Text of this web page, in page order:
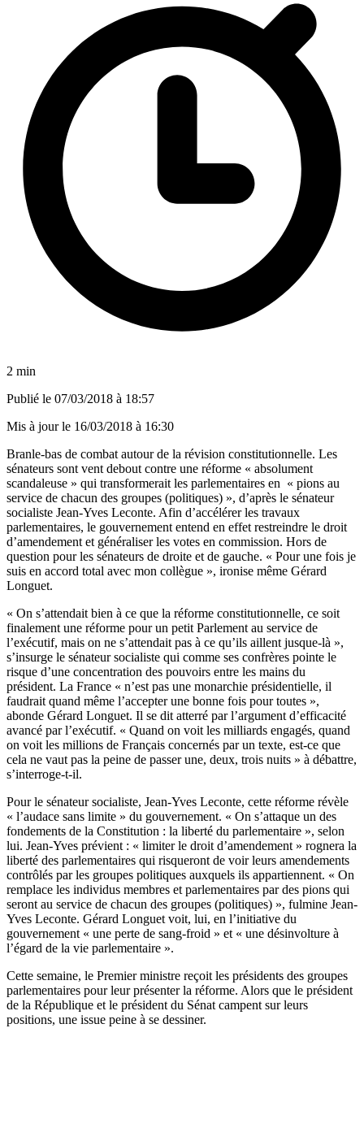
2 min
Publié le 07/03/2018 à 18:57
Mis à jour le 16/03/2018 à 16:30
Branle-bas de combat autour de la révision constitutionnelle. Les
sénateurs sont vent debout contre une réforme « absolument
scandaleuse » qui transformerait les parlementaires en « pions au
service de chacun des groupes (politiques) », d’après le sénateur
socialiste Jean-Yves Leconte. Afin d’accélérer les travaux
parlementaires, le gouvernement entend en effet restreindre le droit
d’amendement et généraliser les votes en commission. Hors de
question pour les sénateurs de droite et de gauche. « Pour une fois je
suis en accord total avec mon collègue », ironise même Gérard
Longuet.
« On s’attendait bien à ce que la réforme constitutionnelle, ce soit
finalement une réforme pour un petit Parlement au service de
l’exécutif, mais on ne s’attendait pas à ce qu’ils aillent jusque-là »,
s’insurge le sénateur socialiste qui comme ses confrères pointe le
risque d’une concentration des pouvoirs entre les mains du
président. La France « n’est pas une monarchie présidentielle, il
faudrait quand même l’accepter une bonne fois pour toutes »,
abonde Gérard Longuet. Il se dit atterré par l’argument d’efficacité
avancé par l’exécutif. « Quand on voit les milliards engagés, quand
on voit les millions de Français concernés par un texte, est-ce que
cela ne vaut pas la peine de passer une, deux, trois nuits » à débattre,
s’interroge-t-il.
Pour le sénateur socialiste, Jean-Yves Leconte, cette réforme révèle
« l’audace sans limite » du gouvernement. « On s’attaque un des
fondements de la Constitution : la liberté du parlementaire », selon
lui. Jean-Yves prévient : « limiter le droit d’amendement » rognera la
liberté des parlementaires qui risqueront de voir leurs amendements
contrôlés par les groupes politiques auxquels ils appartiennent. « On
remplace les individus membres et parlementaires par des pions qui
seront au service de chacun des groupes (politiques) », fulmine Jean-
Yves Leconte. Gérard Longuet voit, lui, en l’initiative du
gouvernement « une perte de sang-froid » et « une désinvolture à
l’égard de la vie parlementaire ».
Cette semaine, le Premier ministre reçoit les présidents des groupes
parlementaires pour leur présenter la réforme. Alors que le président
de la République et le président du Sénat campent sur leurs
positions, une issue peine à se dessiner.